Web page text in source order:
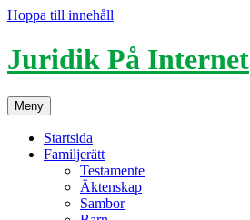
Hoppa till innehåll
Juridik På Internet
Meny
Startsida
Familjerätt
Testamente
Äktenskap
Sambor